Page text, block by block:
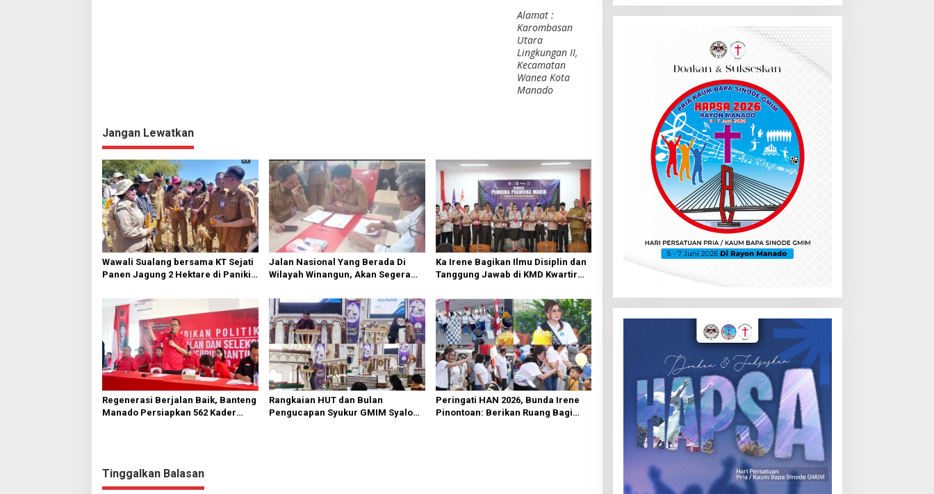
Alamat :
Karombasan
Utara
Lingkungan II,
Kecamatan
Wanea Kota
Manado
Jangan Lewatkan
Wawali Sualang bersama KT Sejati
Panen Jagung 2 Hektare di Paniki
Jalan Nasional Yang Berada Di
Wilayah Winangun, Akan Segera
Ka Irene Bagikan Ilmu Disiplin dan
Tanggung Jawab di KMD Kwartir
Regenerasi Berjalan Baik, Banteng
Manado Persiapkan 562 Kader
Rangkaian HUT dan Bulan
Pengucapan Syukur GMIM Syalom
Peringati HAN 2026, Bunda Irene
Pinontoan: Berikan Ruang Bagi
Tinggalkan Balasan